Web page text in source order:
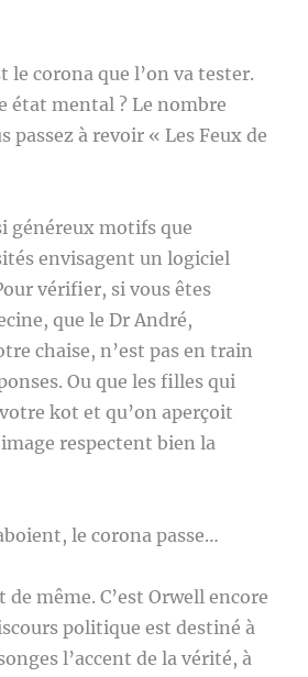
le corona que l’on va tester.
état mental ? Le nombre
passez à revoir « Les Feux de
généreux motifs que
envisagent un logiciel
vérifier, si vous êtes
que le Dr André,
chaise, n’est pas en train
Ou que les filles qui
kot et qu’on aperçoit
respectent bien la
le corona passe…
même. C’est Orwell encore
politique est destiné à
l’accent de la vérité, à